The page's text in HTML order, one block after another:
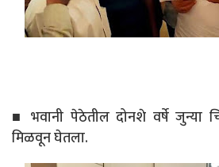
■ भवानी पेठेतील दोनशे वर्षे जुन्या
मिळवून घेतला.